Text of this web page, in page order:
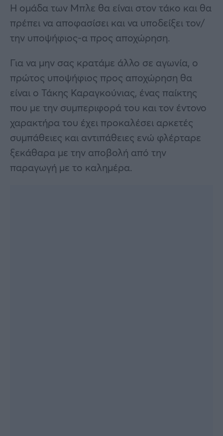
Η ομάδα των Μπλε θα είναι στον τάκο και θα
πρέπει να αποφασίσει και να υποδείξει τον/
την υποψήφιος-α προς αποχώρηση.
Για να μην σας κρατάμε άλλο σε αγωνία, ο
πρώτος υποψήφιος προς αποχώρηση θα
είναι ο Τάκης Καραγκούνιας, ένας παίκτης
που με την συμπεριφορά του και τον έντονο
χαρακτήρα του έχει προκαλέσει αρκετές
συμπάθειες και αντιπάθειες ενώ φλέρταρε
ξεκάθαρα με την αποβολή από την
παραγωγή με το καλημέρα.